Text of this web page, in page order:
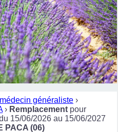
médecin généraliste ›
› Remplacement pour
15/06/2026 au 15/06/2027
PACA (06)